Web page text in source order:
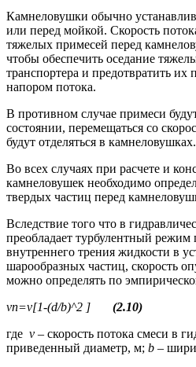
Камнеловушки обычно
или перед мойкой. Скорость
тяжелых примесей перед
чтобы обеспечить оседание
транспортера и предотвратить
напором потока.
В противном случае примеси
состоянии, перемещаться со
будут отделяться в камнеловушках.
Во всех случаях при расчете и
камнеловушек необходимо
твердых частиц перед
Вследствие того что в
преобладает турбулентный режим
внутреннего трения жидкости в
шарообразных частиц, скорость
можно определять по
νn=ν[1-(d/b)^2 ]
(2.10)
где ν – скорость потока смеси в
приведенный диаметр, м; b –